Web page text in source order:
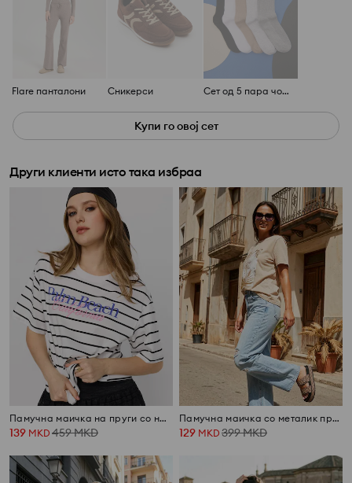
Flare панталони Сникерси Сет од 5 пара чорапи
Купи го овој сет
Други клиенти исто така избраа
Памучна маичка на пруги со натпис Palm Beach California
139 MKD 459MKD
Памучна маичка со металик принт
129 MKD 399MKD